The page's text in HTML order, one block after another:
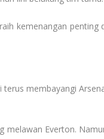
kemenangan penting
membayangi
melawan Everton.